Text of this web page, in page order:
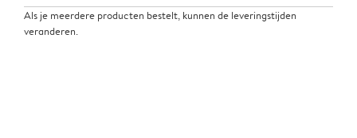
Als je meerdere producten bestelt, kunnen de leveringstijden
veranderen.